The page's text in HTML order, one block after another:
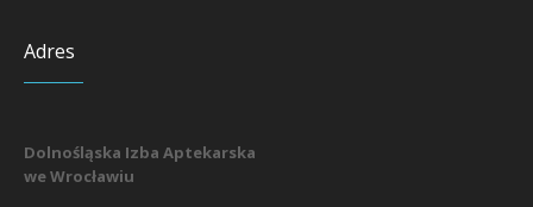
Adres
Dolnośląska Izba Aptekarska
we Wrocławiu